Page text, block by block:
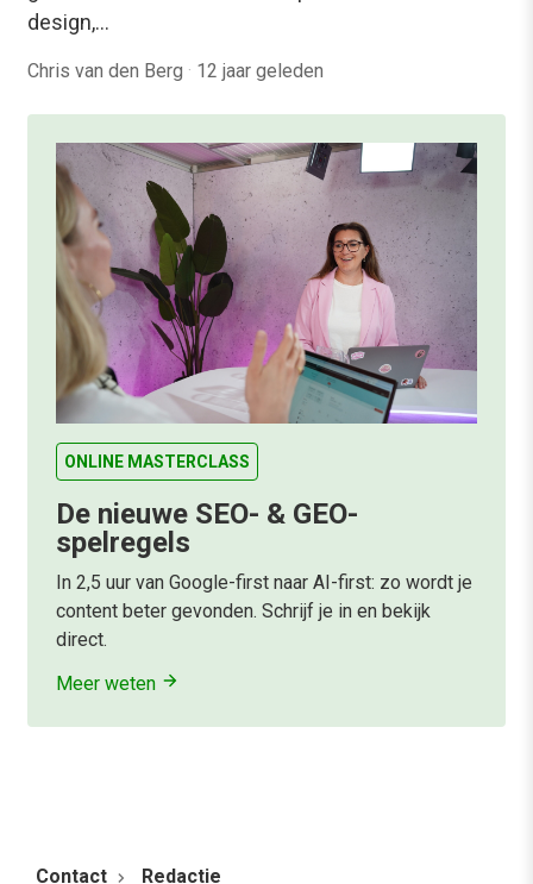
design,…
Chris van den Berg · 12 jaar geleden
ONLINE MASTERCLASS
De nieuwe SEO- & GEO-
spelregels
In 2,5 uur van Google-first naar AI-first: zo wordt je
content beter gevonden. Schrijf je in en bekijk
direct.
Meer weten
Contact Redactie